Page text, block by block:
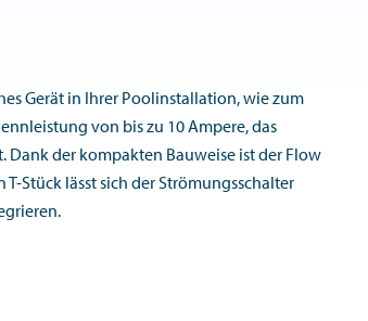
Gerät in Ihrer Poolinstallation, wie zum
von bis zu 10 Ampere, das
Dank der kompakten Bauweise ist der Flow
Stück lässt sich der Strömungsschalter